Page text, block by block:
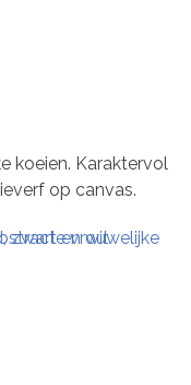
koeien. Karaktervol
op canvas.